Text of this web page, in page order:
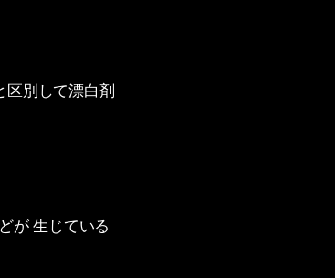
別して漂白剤
が 生じている